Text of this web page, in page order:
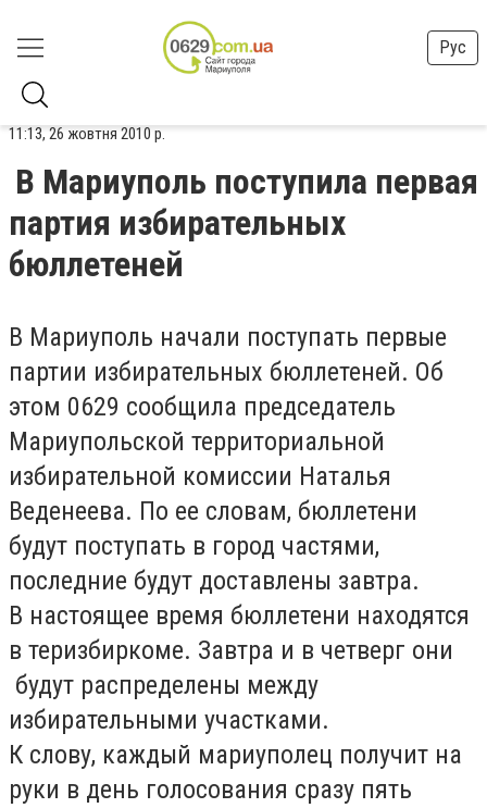
Рус
11:13, 26 жовтня 2010 р.
В Мариуполь поступила первая
партия избирательных
бюллетеней
В Мариуполь начали поступать первые
партии избирательных бюллетеней. Об
этом 0629 сообщила председатель
Мариупольской территориальной
избирательной комиссии Наталья
Веденеева. По ее словам, бюллетени
будут поступать в город частями,
последние будут доставлены завтра.
В настоящее время бюллетени находятся
в теризбиркоме. Завтра и в четверг они
будут распределены между
избирательными участками.
К слову, каждый мариуполец получит на
руки в день голосования сразу пять